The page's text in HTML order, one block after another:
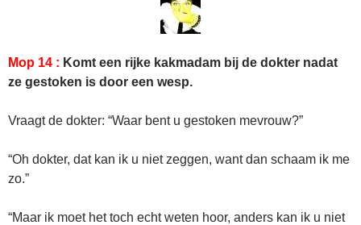
Mop 14 : Komt een rijke kakmadam bij de dokter nadat
ze gestoken is door een wesp.
Vraagt de dokter: “Waar bent u gestoken mevrouw?”
“Oh dokter, dat kan ik u niet zeggen, want dan schaam ik me
zo.”
“Maar ik moet het toch echt weten hoor, anders kan ik u niet